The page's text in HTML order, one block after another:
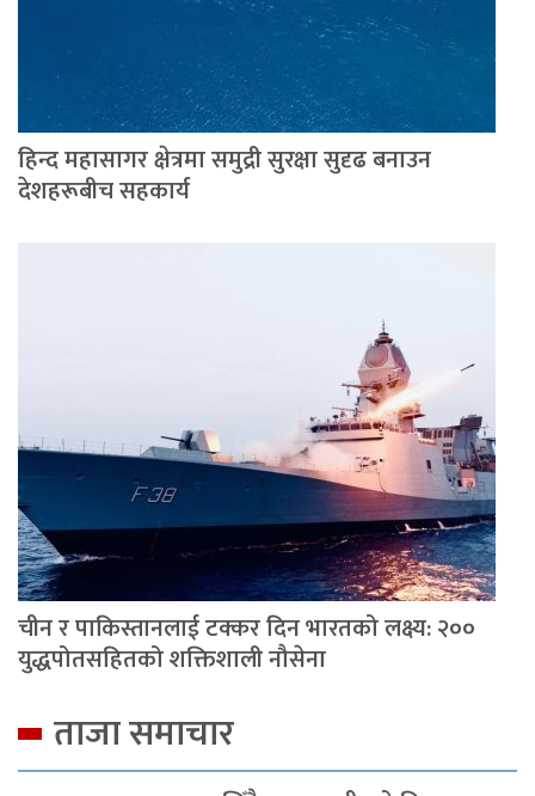
हिन्द महासागर क्षेत्रमा समुद्री सुरक्षा सुदृढ बनाउन
देशहरूबीच सहकार्य
चीन र पाकिस्तानलाई टक्कर दिन भारतको लक्ष्य: २००
युद्धपोतसहितको शक्तिशाली नौसेना
ताजा समाचार